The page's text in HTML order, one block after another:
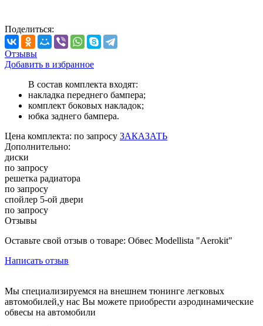
Поделиться:
Отзывы
Добавить в избранное
В состав комплекта входят:
накладка переднего бампера;
комплект боковых накладок;
юбка заднего бампера.
Цена комплекта: по запросу ЗАКАЗАТЬ
Дополнительно:
диски
по запросу
решетка радиатора
по запросу
спойлер 5-ой двери
по запросу
Отзывы
Оставьте свой отзыв о товаре: Обвес Modellista "Aerokit"
Написать отзыв
Мы специализируемся на внешнем тюнинге легковых
автомобилей,у нас Вы можете приобрести аэродинамические
обвесы на автомобили